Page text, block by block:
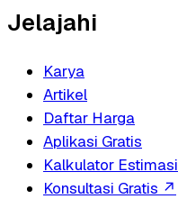
Jelajahi
Karya
Artikel
Daftar Harga
Aplikasi Gratis
Kalkulator Estimasi
Konsultasi Gratis ↗